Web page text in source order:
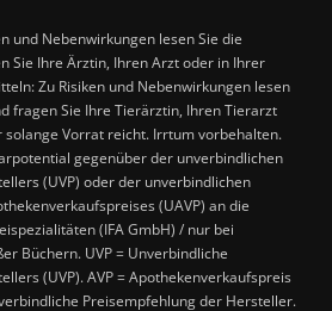
und Nebenwirkungen lesen Sie die
Sie Ihre Ärztin, Ihren Arzt oder in Ihrer
Zu Risiken und Nebenwirkungen lesen
fragen Sie Ihre Tierärztin, Ihren Tierarzt
Vorrat reicht. Irrtum vorbehalten.
gegenüber der unverbindlichen
(UVP) oder der unverbindlichen
(UAVP) an die
(IFA GmbH) / nur bei
Büchern. UVP = Unverbindliche
(UVP). AVP = Apothekenverkaufspreis
Preisempfehlung der Hersteller.